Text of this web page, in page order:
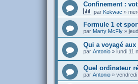
Confinement :
par Kokwac »
Formule 1 et
par Marty McFly »
Qui a voyagé aux
par Antonio » lundi 11
Quel ordinateur
par Antonio »